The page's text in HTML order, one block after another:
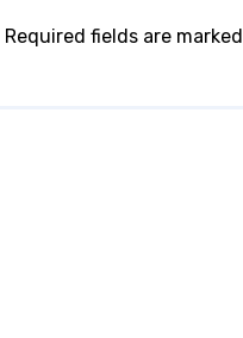
Required fields are marked